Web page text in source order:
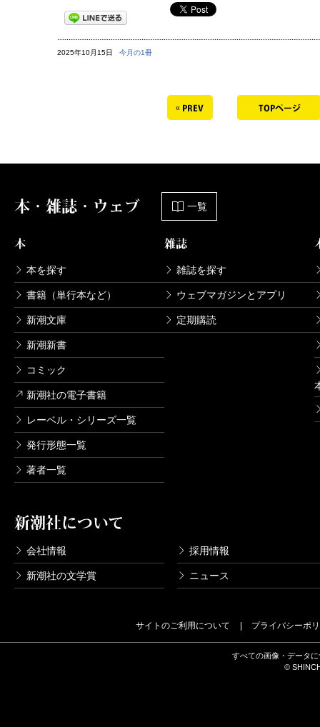
2025年10月15日 今月の1冊
本・雑誌・ウェブ 一覧
本
本を探す
書籍（単行本など）
新潮文庫
新潮新書
コミック
新潮社の電子書籍
レーベル・シリーズ一覧
発行形態一覧
著者一覧
雑誌
雑誌を探す
ウェブマガジンとアプリ
定期購読
新潮社について
会社情報 採用情報
新潮社の文学賞 ニュース
サイトのご利用について プライバシーポ
すべての画像・データ
©